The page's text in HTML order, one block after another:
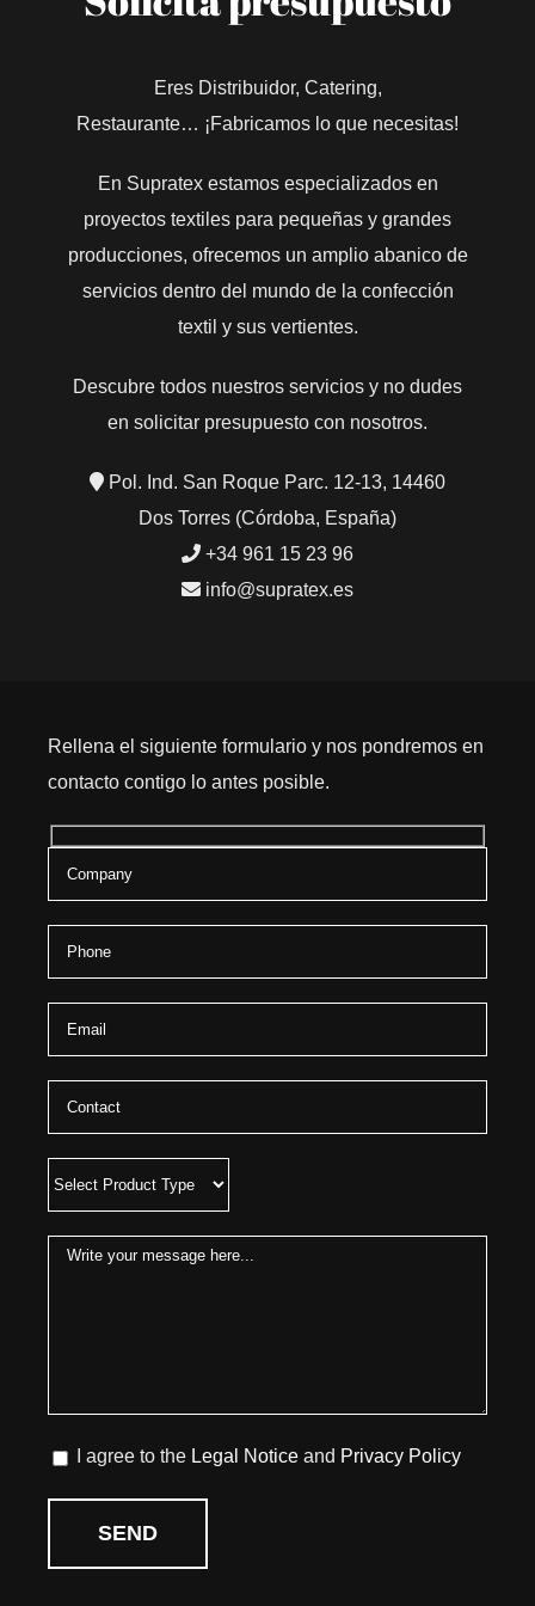
Eres Distribuidor, Catering,
Restaurante… ¡Fabricamos lo que necesitas!
En Supratex estamos especializados en
proyectos textiles para pequeñas y grandes
producciones, ofrecemos un amplio abanico de
servicios dentro del mundo de la confección
textil y sus vertientes.
Descubre todos nuestros servicios y no dudes
en solicitar presupuesto con nosotros.
Pol. Ind. San Roque Parc. 12-13, 14460
Dos Torres (Córdoba, España)
+34 961 15 23 96
info@supratex.es
Rellena el siguiente formulario y nos pondremos en
contacto contigo lo antes posible.
I agree to the Legal Notice and Privacy Policy